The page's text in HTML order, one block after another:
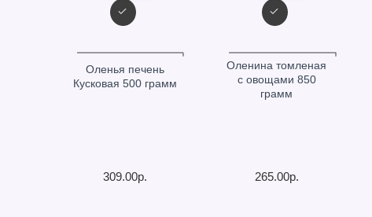
Оленья печень
Кусковая 500 грамм
309.00р.
Оленина томленая
с овощами 850
грамм
265.00р.